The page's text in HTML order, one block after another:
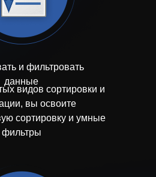
и фильтровать
данные
видов сортировки и
вы освоите
сортировку и умные
фильтры